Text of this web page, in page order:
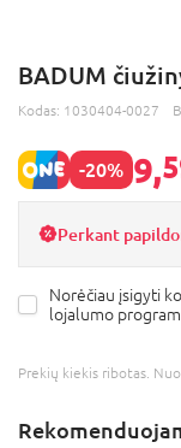
BADUM
Kodas: 1030404-0027
-20% 9,
Perkant
Norėčiau įsigyti
lojalumo
Prekių kiekis ribotas.